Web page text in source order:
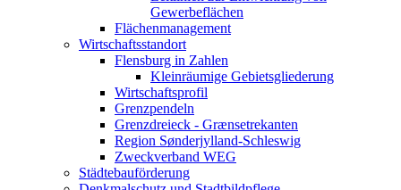
Gewerbeflächen
Flächenmanagement
Wirtschaftsstandort
Flensburg in Zahlen
Kleinräumige Gebietsgliederung
Wirtschaftsprofil
Grenzpendeln
Grenzdreieck - Grænsetrekanten
Region Sønderjylland-Schleswig
Zweckverband WEG
Städtebauförderung